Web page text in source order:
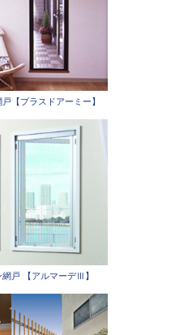
【プラスドアーミー】
戸 【アルマーデⅢ】